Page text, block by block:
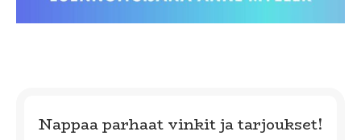
Nappaa parhaat vinkit ja tarjoukset!